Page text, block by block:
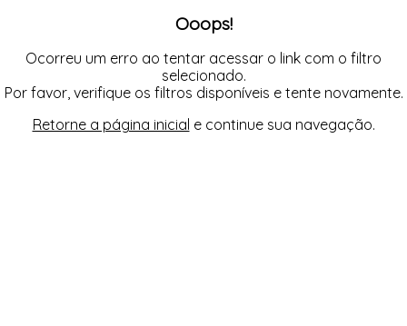
Ooops!
Ocorreu um erro ao tentar acessar o link com o filtro
selecionado.
Por favor, verifique os filtros disponíveis e tente novamente.
Retorne a página inicial e continue sua navegação.